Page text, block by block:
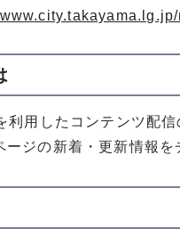
利用したコンテンツ配
ージの新着・更新情報を